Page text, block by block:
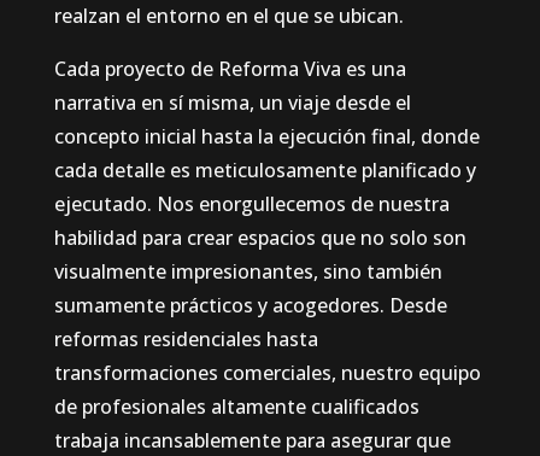
realzan el entorno en el que se ubican.
Cada proyecto de Reforma Viva es una
narrativa en sí misma, un viaje desde el
concepto inicial hasta la ejecución final, donde
cada detalle es meticulosamente planificado y
ejecutado. Nos enorgullecemos de nuestra
habilidad para crear espacios que no solo son
visualmente impresionantes, sino también
sumamente prácticos y acogedores. Desde
reformas residenciales hasta
transformaciones comerciales, nuestro equipo
de profesionales altamente cualificados
trabaja incansablemente para asegurar que